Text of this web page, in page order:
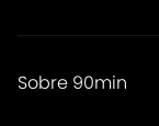
Sobre 90min